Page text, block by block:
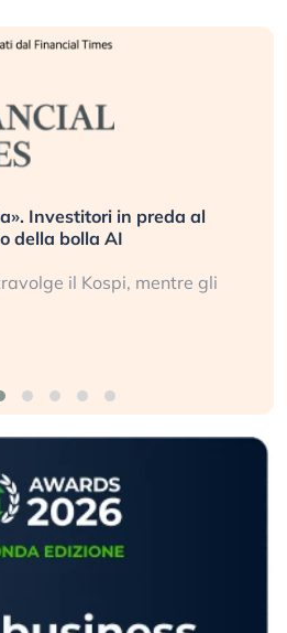
Investitori in preda al
della bolla AI
il Kospi, mentre gli